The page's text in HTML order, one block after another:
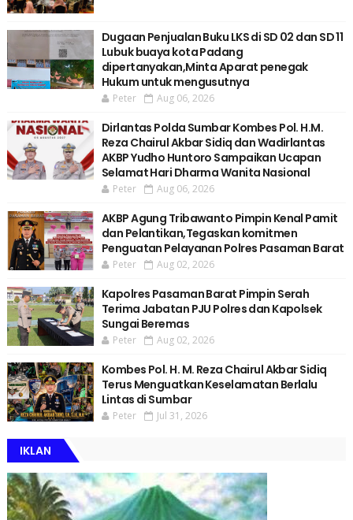
Dugaan Penjualan Buku LKS di SD 02 dan SD 11
Lubuk buaya kota Padang
dipertanyakan,Minta Aparat penegak
Hukum untuk mengusutnya
Peter Aug 06, 2026
Dirlantas Polda Sumbar Kombes Pol. H.M.
Reza Chairul Akbar Sidiq dan Wadirlantas
AKBP Yudho Huntoro Sampaikan Ucapan
Selamat Hari Dharma Wanita Nasional
Peter Aug 06, 2026
AKBP Agung Tribawanto Pimpin Kenal Pamit
dan Pelantikan,Tegaskan komitmen
Penguatan Pelayanan Polres Pasaman Barat
Peter Aug 02, 2026
Kapolres Pasaman Barat Pimpin Serah
Terima Jabatan PJU Polres dan Kapolsek
Sungai Beremas
Peter Aug 02, 2026
Kombes Pol. H. M. Reza Chairul Akbar Sidiq
Terus Menguatkan Keselamatan Berlalu
Lintas di Sumbar
Peter Jul 31, 2026
IKLAN